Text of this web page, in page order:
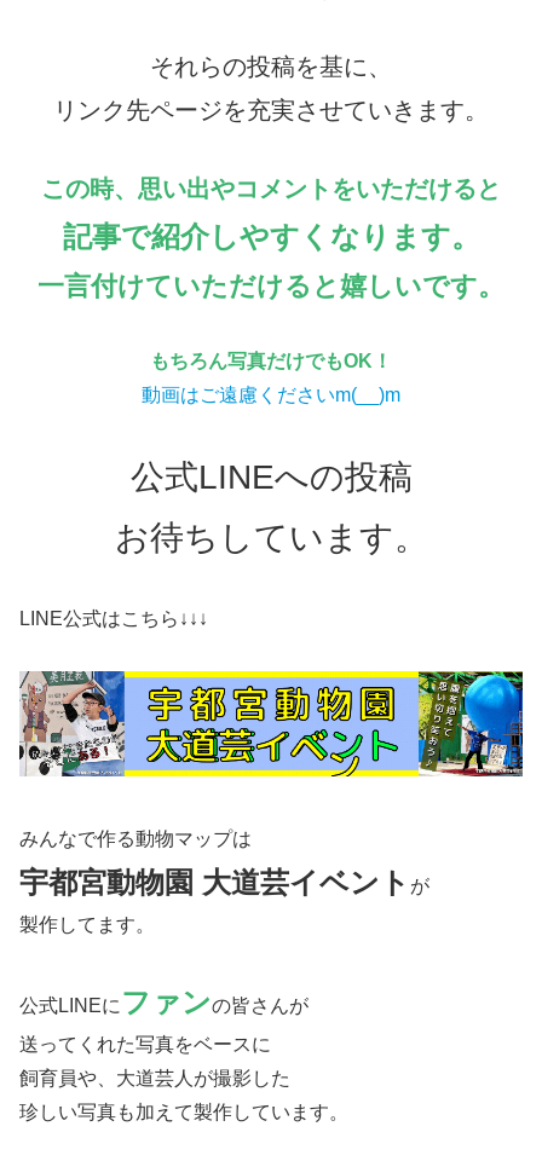
それらの投稿を基に、
リンク先ページを充実させていきます。
この時、思い出やコメントをいただけると
記事で紹介しやすくなります。
一言付けていただけると嬉しいです。
もちろん写真だけでもOK！
動画はご遠慮くださいm(__)m
公式LINEへの投稿
お待ちしています。
LINE公式はこちら↓↓↓
みんなで作る動物マップは
宇都宮動物園 大道芸イベント が
製作してます。
公式LINEにファンの皆さんが
送ってくれた写真をベースに
飼育員や、大道芸人が撮影した
珍しい写真も加えて製作しています。